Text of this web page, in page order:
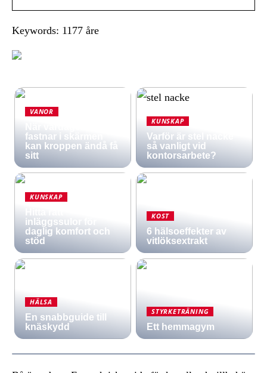
Keywords: 1177 åre
VANOR
fastnar i skärmen
kan kroppen ändå få
sitt
KUNSKAP
Varför är stel nacke
så vanligt vid
kontorsarbete?
KUNSKAP
Hitta rätt
inläggssulor för
daglig komfort och
stöd
KOST
6 hälsoeffekter av
vitlöksextrakt
HÄLSA
En snabbguide till
knäskydd
STYRKETRÄNING
Ett hemmagym